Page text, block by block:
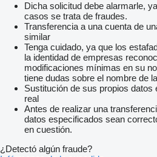
Dicha solicitud debe alarmarle,
casos se trata de fraudes.
Transferencia a una cuenta de
similar
Tenga cuidado, ya que los
la identidad de empresas
modificaciones mínimas en su
tiene dudas sobre el nombre de
Sustitución de sus propios datos
real
Antes de realizar una
datos especificados sean
en cuestión.
¿Detectó algún fraude?